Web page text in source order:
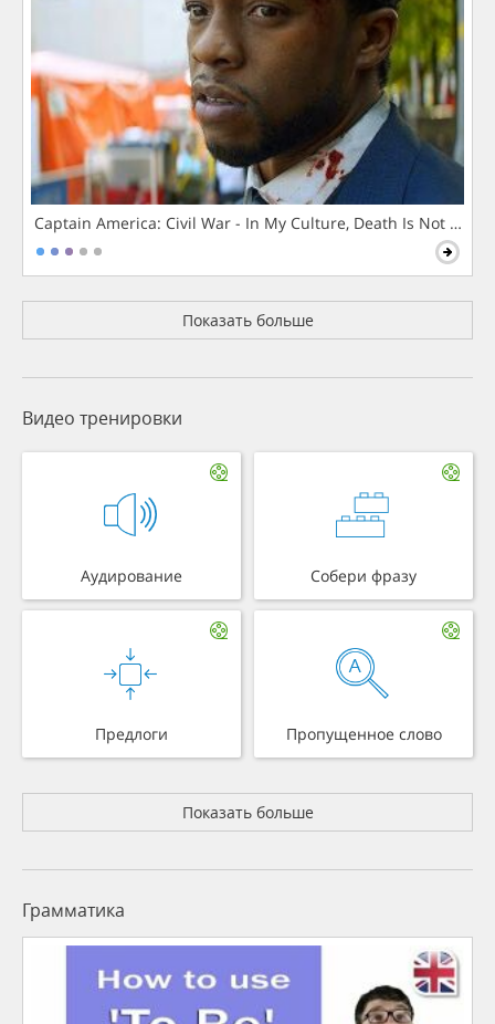
Captain America: Civil War - In My Culture, Death Is Not The
Показать больше
Видео тренировки
Аудирование Собери фразу
Предлоги Пропущенное слово
Показать больше
Грамматика